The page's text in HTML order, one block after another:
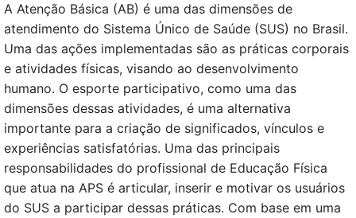
A Atenção Básica (AB) é uma das dimensões de
atendimento do Sistema Único de Saúde (SUS) no Brasil.
Uma das ações implementadas são as práticas corporais
e atividades físicas, visando ao desenvolvimento
humano. O esporte participativo, como uma das
dimensões dessas atividades, é uma alternativa
importante para a criação de significados, vínculos e
experiências satisfatórias. Uma das principais
responsabilidades do profissional de Educação Física
que atua na APS é articular, inserir e motivar os usuários
do SUS a participar dessas práticas. Com base em uma